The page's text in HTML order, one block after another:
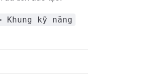
Khung kỹ năng